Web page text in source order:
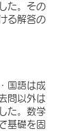
た。その
る解答の
国語は成
問以外は
た。数学
基礎を固